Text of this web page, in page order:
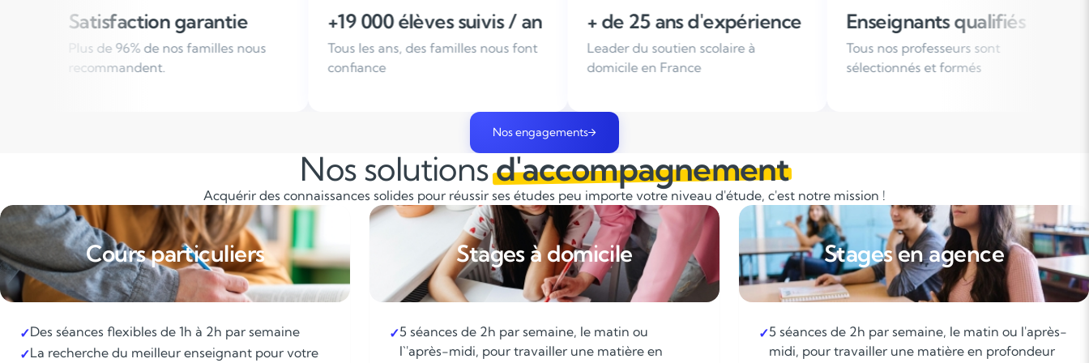
familles nous
+19 000 élèves suivis / an
Tous les ans, des familles nous font
confiance
+ de 25 ans d'expérience
Leader du soutien scolaire à
Enseignants qualifiés
Tous nos professeurs sont
sélectionnés et formés
Organisation
Des horaires de cours
votre emploi du temps
Nos engagements
Nos solutionsd'accompagnement
Acquérir des connaissances solides pour réussir ses études peu importe votre niveau d'étude, c'est notre mission !
Cours particuliers
✓Des séances flexibles de 1h à 2h par semaine
✓La recherche du meilleur enseignant pour votre
Stages à domicile
✓5 séances de 2h par semaine, le matin ou
l`'après-midi, pour travailler une matière en
Stages en agence
✓5 séances de 2h par semaine, le matin ou l'après-
midi, pour travailler une matière en profondeur